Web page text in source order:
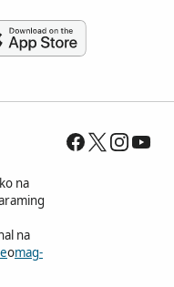
na
na
omag-